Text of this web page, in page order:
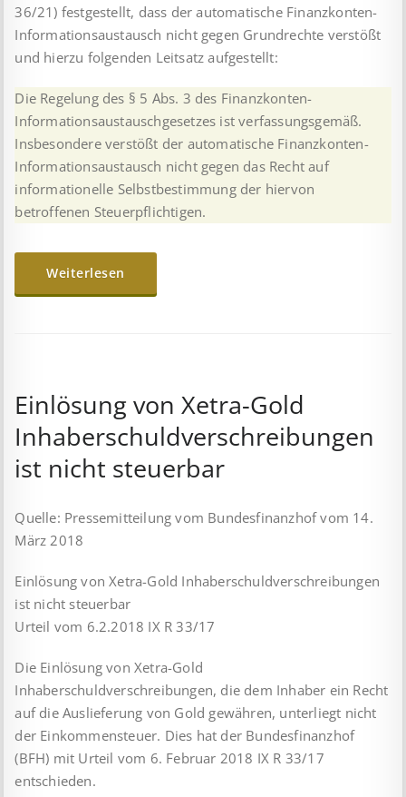
36/21) festgestellt, dass der automatische Finanzkonten-
Informationsaustausch nicht gegen Grundrechte verstößt
und hierzu folgenden Leitsatz aufgestellt:
Die Regelung des § 5 Abs. 3 des Finanzkonten-
Informationsaustauschgesetzes ist verfassungsgemäß.
Insbesondere verstößt der automatische Finanzkonten-
Informationsaustausch nicht gegen das Recht auf
informationelle Selbstbestimmung der hiervon
betroffenen Steuerpflichtigen.
Weiterlesen
Einlösung von Xetra-Gold
Inhaberschuldverschreibungen
ist nicht steuerbar
Quelle: Pressemitteilung vom Bundesfinanzhof vom 14.
März 2018
Einlösung von Xetra-Gold Inhaberschuldverschreibungen
ist nicht steuerbar
Urteil vom 6.2.2018 IX R 33/17
Die Einlösung von Xetra-Gold
Inhaberschuldverschreibungen, die dem Inhaber ein Recht
auf die Auslieferung von Gold gewähren, unterliegt nicht
der Einkommensteuer. Dies hat der Bundesfinanzhof
(BFH) mit Urteil vom 6. Februar 2018 IX R 33/17
entschieden.